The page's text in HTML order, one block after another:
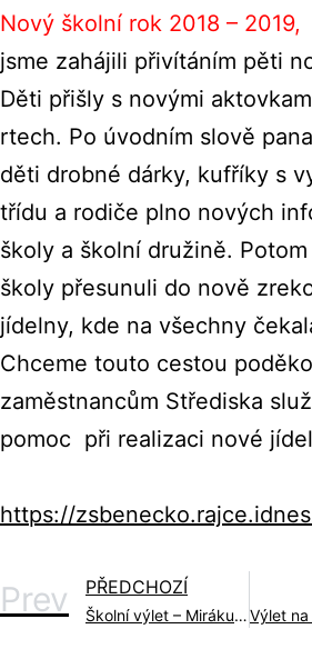
Nový školní rok 2018 – 2019,
jsme zahájili přivítáním pěti
Děti přišly s novými
rtech. Po úvodním slově
děti drobné dárky, kufříky s
třídu a rodiče plno nových
školy a školní družině.
školy přesunuli do nově
jídelny, kde na všechny
Chceme touto cestou
zaměstnancům Střediska
pomoc při realizaci nové
https://
Prev PŘEDCHOZÍ
Školní výlet – Mirákulum 2018